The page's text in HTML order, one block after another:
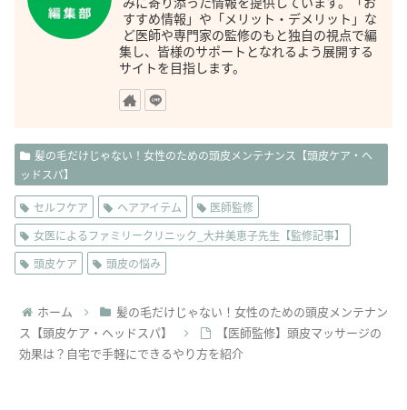
すすめ情報」や「メリット・デメリット」な
ど医師や専門家の監修のもと独自の視点で編
集し、皆様のサポートとなれるよう展開する
サイトを目指します。
髪の毛だけじゃない！女性のための頭皮メンテナンス【頭皮ケア・ヘ
ッドスパ】
セルフケア ヘアアイテム
医師監修
女医によるファミリークリニック_大井美恵子先生【監修記事】
頭皮ケア
頭皮の悩み
ホーム
髪の毛だけじゃない！女性のための頭皮メンテナン
ス【頭皮ケア・ヘッドスパ】
【医師監修】頭皮マッサージの
効果は？自宅で手軽にできるやり方を紹介